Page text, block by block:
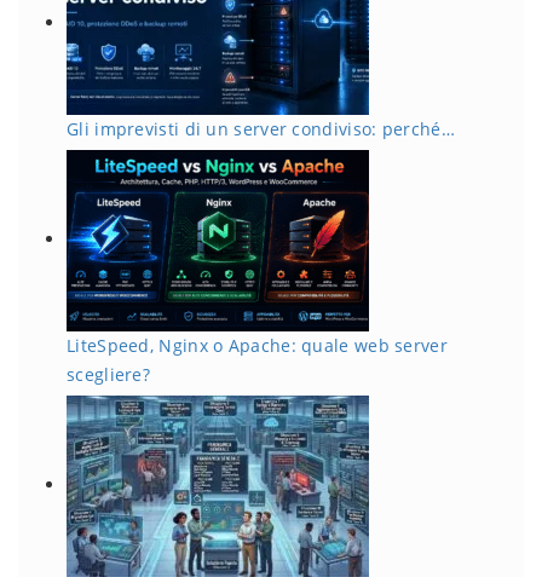
Gli imprevisti di un server condiviso: perché…
LiteSpeed, Nginx o Apache: quale web server
scegliere?